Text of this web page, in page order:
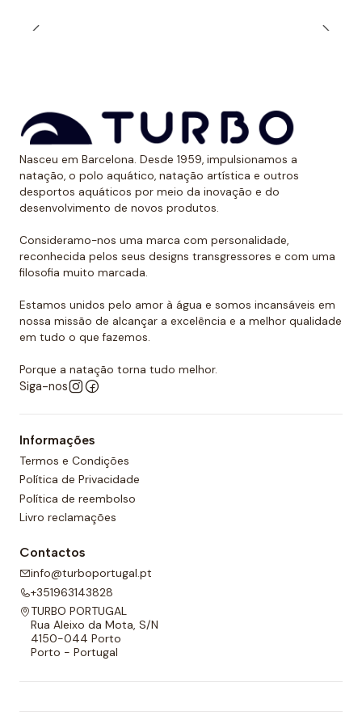
bem.
habitual. No caso de compará-lo com o fato de banho
Turbo com alças finas, sugerimos optar por um
tamanho maior, já que são um pouco menores.
Nasceu em Barcelona. Desde 1959, impulsionamos a
natação, o polo aquático, natação artística e outros
desportos aquáticos por meio da inovação e do
desenvolvimento de novos produtos.
Consideramo-nos uma marca com personalidade,
reconhecida pelos seus designs transgressores e com uma
filosofia muito marcada.
Estamos unidos pelo amor à água e somos incansáveis em
nossa missão de alcançar a excelência e a melhor qualidade
em tudo o que fazemos.
Porque a natação torna tudo melhor.
Siga-nos
Informações
Termos e Condições
Política de Privacidade
Política de reembolso
Livro reclamações
Contactos
info@turboportugal.pt
+351963143828
TURBO PORTUGAL
Rua Aleixo da Mota, S/N
4150-044 Porto
Porto - Portugal